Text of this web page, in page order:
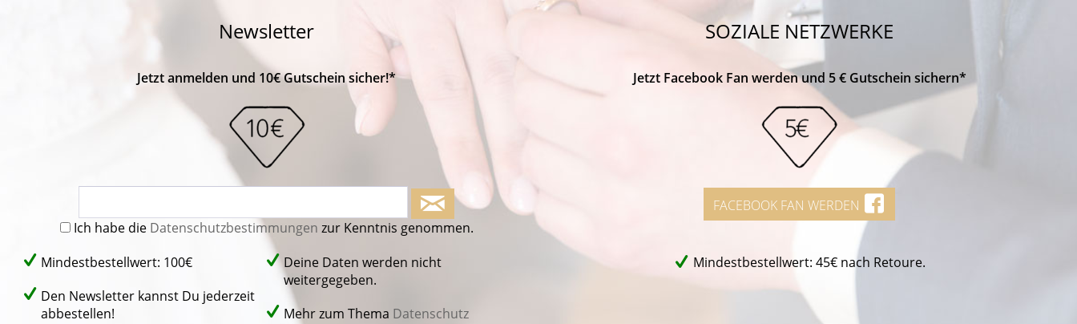
Newsletter
Jetzt anmelden und 10€ Gutschein sicher!*
Ich habe die Datenschutzbestimmungen zur Kenntnis genommen.
Mindestbestellwert: 100€
Den Newsletter kannst Du jederzeit
abbestellen!
Deine Daten werden nicht
weitergegeben.
Mehr zum Thema Datenschutz
SOZIALE NETZWERKE
Jetzt Facebook Fan werden und 5 € Gutschein sichern*
FACEBOOK FAN WERDEN
Mindestbestellwert: 45€ nach Retoure.